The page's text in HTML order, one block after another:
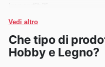
imperdibili.
Vedi altro
Che tipo di
Hobby e Legno?